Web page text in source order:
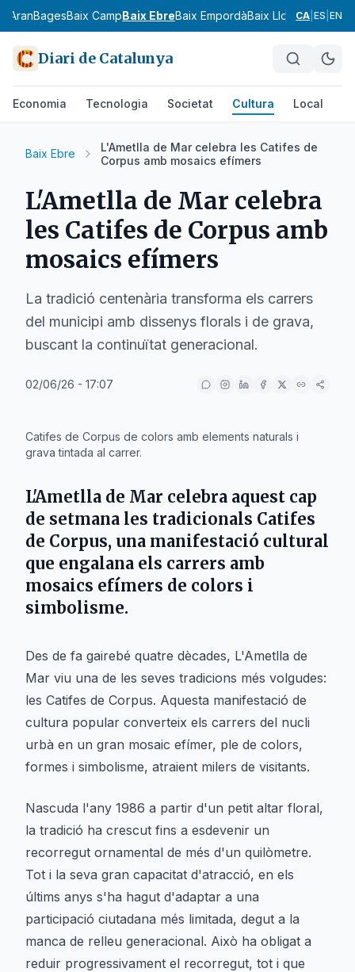
AranBagesBaix CampBaix EbreBaix EmpordàBaix LlobregatBaix
CA ES EN
Diari de Catalunya
Economia Tecnologia Societat Cultura Local
Baix Ebre
L'Ametlla de Mar celebra les Catifes de
Corpus amb mosaics efímers
L'Ametlla de Mar celebra
les Catifes de Corpus amb
mosaics efímers
La tradició centenària transforma els carrers
del municipi amb dissenys florals i de grava,
buscant la continuïtat generacional.
02/06/26 - 17:07
Catifes de Corpus de colors amb elements naturals i
grava tintada al carrer.
L'Ametlla de Mar celebra aquest cap
de setmana les tradicionals Catifes
de Corpus, una manifestació cultural
que engalana els carrers amb
mosaics efímers de colors i
simbolisme.
Des de fa gairebé quatre dècades, L'Ametlla de
Mar viu una de les seves tradicions més volgudes:
les Catifes de Corpus. Aquesta manifestació de
cultura popular converteix els carrers del nucli
urbà en un gran mosaic efímer, ple de colors,
formes i simbolisme, atraient milers de visitants.
Nascuda l'any 1986 a partir d'un petit altar floral,
la tradició ha crescut fins a esdevenir un
recorregut ornamental de més d'un quilòmetre.
Tot i la seva gran capacitat d'atracció, en els
últims anys s'ha hagut d'adaptar a una
participació ciutadana més limitada, degut a la
manca de relleu generacional. Això ha obligat a
reduir progressivament el recorregut, tot i que